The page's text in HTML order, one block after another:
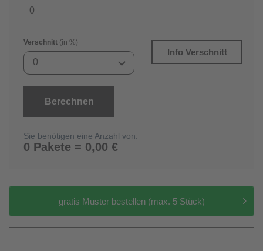
Verschnitt (in %)
0
Info Verschnitt
Berechnen
Sie benötigen eine Anzahl von:
0 Pakete = 0,00 €
gratis Muster bestellen (max. 5 Stück)